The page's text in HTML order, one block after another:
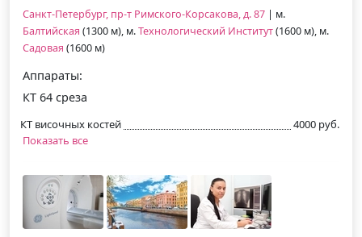
Санкт-Петербург, пр-т Римского-Корсакова, д. 87 | м.
Балтийская (1300 м), м.Технологический Институт(1600 м), м.
Садовая (1600 м)
Аппараты:
КТ 64 среза
КТ височных костей
4000 руб.
Показать все